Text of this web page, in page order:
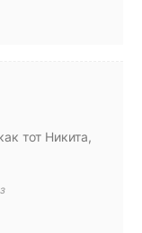
тот Никита,